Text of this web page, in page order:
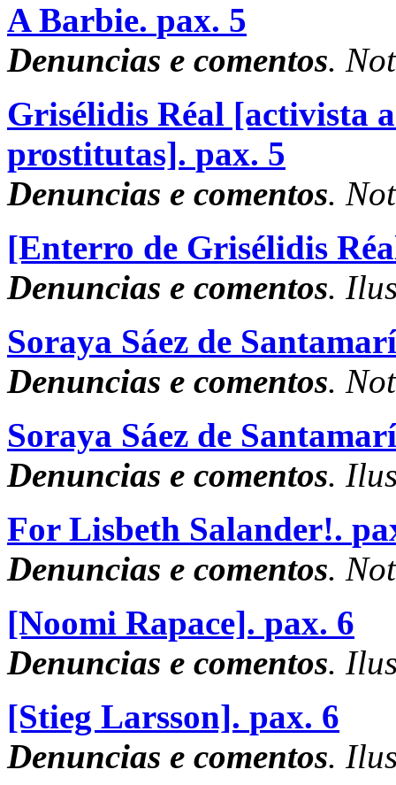
A Barbie. pax. 5
Denuncias e comentos.
Grisélidis Réal [activista
prostitutas]. pax. 5
Denuncias e comentos.
[Enterro de Grisélidis
Denuncias e comentos.
Soraya Sáez de
Denuncias e comentos.
Soraya Sáez de
Denuncias e comentos.
For Lisbeth Salander!.
Denuncias e comentos.
[Noomi Rapace]. pax. 6
Denuncias e comentos.
[Stieg Larsson]. pax. 6
Denuncias e comentos.